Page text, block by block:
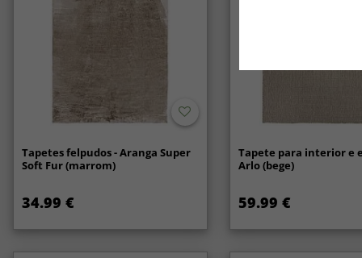
Tapetes felpudos - Aranga Super
Soft Fur (marrom)
34.99 €
Tapete para interior e
Arlo (bege)
59.99 €